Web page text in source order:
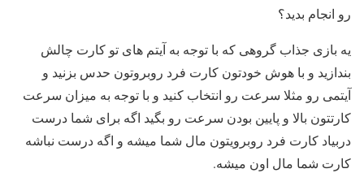
رو انجام بدید؟
یه بازی جذاب گروهی که با توجه به آیتم های تو کارت چالش
بندازید و با هوش خودتون کارت فرد روبروتون حدس بزنید و
آیتمی رو مثلا سرعت رو انتخاب کنید و با توجه به میزان سرعت
کارتتون بالا و پایین بودن سرعت رو بگید اگه برای شما درست
دربیاد کارت فرد روبرویتون مال شما میشه و اگه درست نباشه
کارت شما مال اون میشه.